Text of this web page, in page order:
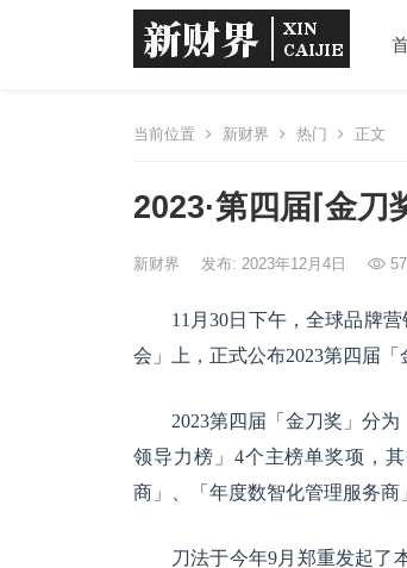
当前位置 新财界 热门 正文
2023·第四届⌈金刀
新财界 发布: 2023年12月4日
11月30日下午，全球品牌
会」上，正式公布2023第四届「
2023第四届「金刀奖」分
领导力榜」4个主榜单奖项，
商」、「年度数智化管理服务商
刀法于今年9月郑重发起了